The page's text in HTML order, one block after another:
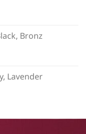
Bronz
Lavender